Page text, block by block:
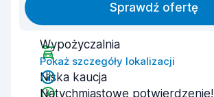
Sprawdź ofertę
Wypożyczalnia
Pokaż szczegóły lokalizacji
Niska kaucja
Natychmiastowe potwierdzenie!